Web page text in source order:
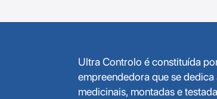
Ultra Controlo é constituída
empreendedora que se
medicinais, montadas e